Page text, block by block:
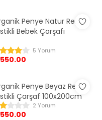
Penye Natur Renk
Bebek Çarşafı
5 Yorum
Penye Beyaz Renk
Çarşaf 100x200cm
2 Yorum